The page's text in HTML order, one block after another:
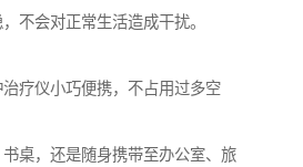
不会对正常生活造成干扰。
疗仪小巧便携，不占用过多空
桌，还是随身携带至办公室、旅